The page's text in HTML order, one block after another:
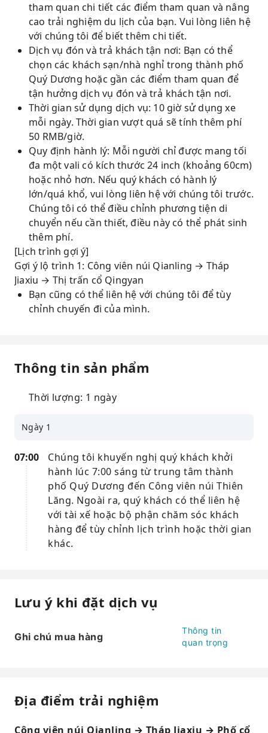
tham quan chi tiết các điểm tham quan và nâng
cao trải nghiệm du lịch của bạn. Vui lòng liên hệ
với chúng tôi để biết thêm chi tiết.
Dịch vụ đón và trả khách tận nơi: Bạn có thể
chọn các khách sạn/nhà nghỉ trong thành phố
Quý Dương hoặc gần các điểm tham quan để
tận hưởng dịch vụ đón và trả khách tận nơi.
Thời gian sử dụng dịch vụ: 10 giờ sử dụng xe
mỗi ngày. Thời gian vượt quá sẽ tính thêm phí
50 RMB/giờ.
Quy định hành lý: Mỗi người chỉ được mang tối
đa một vali có kích thước 24 inch (khoảng 60cm)
hoặc nhỏ hơn. Nếu quý khách có hành lý
lớn/quá khổ, vui lòng liên hệ với chúng tôi trước.
Chúng tôi có thể điều chỉnh phương tiện di
chuyển nếu cần thiết, điều này có thể phát sinh
thêm phí.
[Lịch trình gợi ý]
Gợi ý lộ trình 1: Công viên núi Qianling → Tháp
Jiaxiu → Thị trấn cổ Qingyan
Bạn cũng có thể liên hệ với chúng tôi để tùy
chỉnh chuyến đi của mình.
Thông tin sản phẩm
Thời lượng: 1 ngày
Ngày 1
07:00
Chúng tôi khuyến nghị quý khách khởi
hành lúc 7:00 sáng từ trung tâm thành
phố Quý Dương đến Công viên núi Thiên
Lăng. Ngoài ra, quý khách có thể liên hệ
với tài xế hoặc bộ phận chăm sóc khách
hàng để tùy chỉnh lịch trình hoặc thời gian
khác.
Lưu ý khi đặt dịch vụ
Ghi chú mua hàng
Thông tin
quan trọng
Địa điểm trải nghiệm
Công viên núi Qianling → Tháp Jiaxiu → Phố cổ